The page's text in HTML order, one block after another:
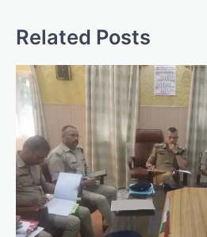
Related Posts